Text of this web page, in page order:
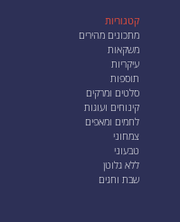
קטגוריות
מתכונים מהירים
משקאות
עיקריות
תוספות
סלטים ומרקים
קינוחים ועוגות
לחמים ומאפים
צמחוני
טבעוני
ללא גלוטן
שבת וחגים